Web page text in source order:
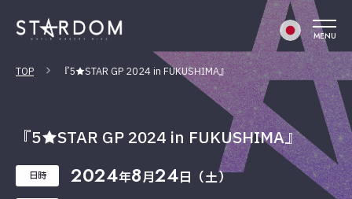
MENU
TOP 『5★STAR GP 2024 in FUKUSHIMA』
『5★STAR GP 2024 in FUKUSHIMA』
日時 2024年8月24日（土）